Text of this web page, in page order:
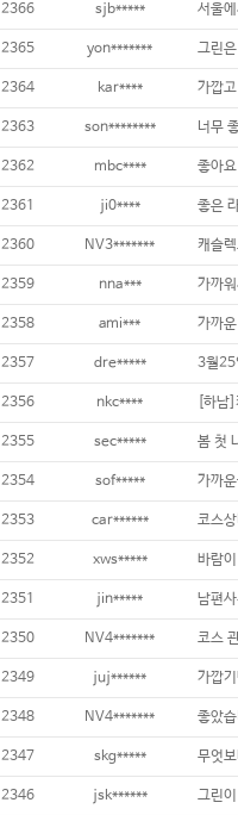
2366 sjb***** 서울
2365 yon*******
2364 kar**** 가깝
2363 son******** 너무
2362 mbc**** 좋아
2361 ji0**** 좋은
2360 NV3******* 캐슬
2359 nna*** 가까
2358 ami*** 가까
2357 dre***** 3월25
2356 nkc**** [하남
2355 sec***** 봄 첫
2354 sof***** 가까
2353 car****** 코스
2352 xws***** 바람
2351 jin***** 남편
2350 NV4******* 코스
2349 juj****** 가깝
2348 NV4******* 좋았
2347 skg***** 무엇
2346 jsk****** 그린